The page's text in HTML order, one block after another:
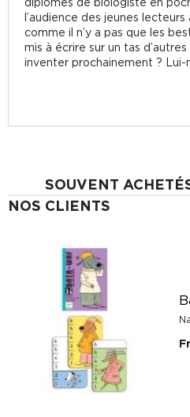
l’audience des jeunes
comme il n’y a pas que les
mis à écrire sur un tas
inventer prochainement ? Lui-
SOUVENT
NOS CLIENTS